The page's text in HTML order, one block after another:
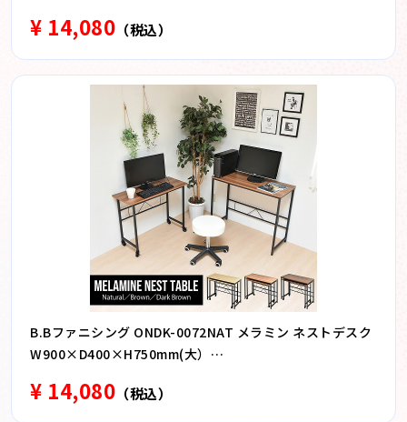
¥ 14,080 （税込）
B.Bファニシング ONDK-0072NAT メラミン ネストデスク
W900×D400×H750mm(大）
ONDK0072NAT
¥ 14,080 （税込）